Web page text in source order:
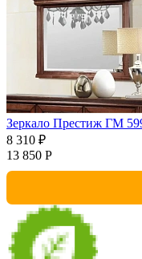
Зеркало Престиж ГМ
8 310 ₽
13 850 Р